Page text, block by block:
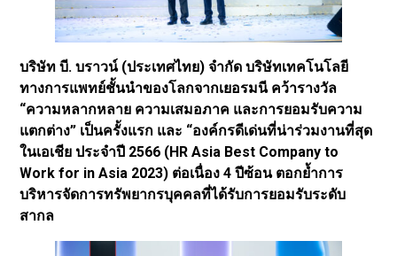
บริษัท บี. บราวน์ (ประเทศไทย) จำกัด บริษัทเทคโนโลยี
ทางการแพทย์ชั้นนำของโลกจากเยอรมนี คว้ารางวัล
“ความหลากหลาย ความเสมอภาค และการยอมรับความ
แตกต่าง” เป็นครั้งแรก และ “องค์กรดีเด่นที่น่าร่วมงานที่สุด
ในเอเชีย ประจำปี 2566 (HR Asia Best Company to
Work for in Asia 2023) ต่อเนื่อง 4 ปีซ้อน ตอกย้ำการ
บริหารจัดการทรัพยากรบุคคลที่ได้รับการยอมรับระดับ
สากล